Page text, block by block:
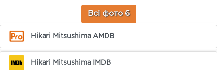
Всі фото 6
Hikari Mitsushima AMDB
Hikari Mitsushima IMDB